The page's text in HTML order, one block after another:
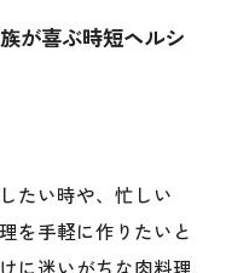
が喜ぶ時短ヘルシ
たい時や、忙しい
を手軽に作りたいと
に迷いがちな肉料理